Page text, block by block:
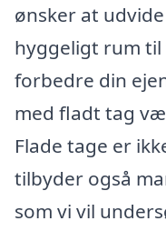
ønsker at
hyggeligt rum
forbedre din
med fladt tag
Flade tage er
tilbyder også
som vi vil